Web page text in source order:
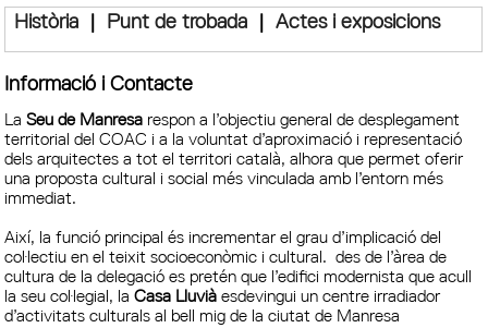
Història | Punt de trobada |Actes i exposicions
Informació i Contacte
LaSeu de Manresa respon a l’objectiu general de desplegament
territorial del COAC i a la voluntat d’aproximació i representació
dels arquitectes a tot el territori català, alhora que permet oferir
una proposta cultural i social més vinculada amb l’entorn més
immediat.
Així, la funció principal és incrementar el grau d’implicació del
col·lectiu en el teixit socioeconòmic i cultural. des de l’àrea de
cultura de la delegació es pretén que l’edifici modernista que acull
la seu col·legial, laCasa Lluviàesdevingui un centre irradiador
d’activitats culturals al bell mig de la ciutat de Manresa